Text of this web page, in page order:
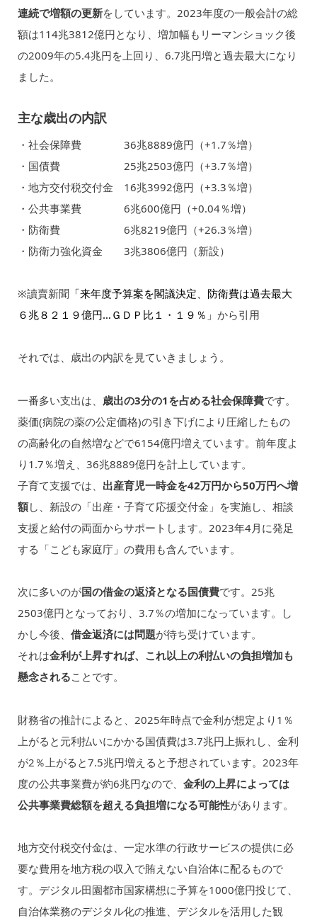
連続で増額の更新をしています。2023年度の一般会計の総
額は114兆3812億円となり、増加幅もリーマンショック後
の2009年の5.4兆円を上回り、6.7兆円増と過去最大になり
ました。
主な歳出の内訳
・社会保障費 36兆8889億円（+1.7％増）
・国債費 25兆2503億円（+3.7％増）
・地方交付税交付金 16兆3992億円（+3.3％増）
・公共事業費 6兆600億円（+0.04％増）
・防衛費 6兆8219億円（+26.3％増）
・防衛力強化資金 3兆3806億円（新設）
※讀賣新聞「来年度予算案を閣議決定、防衛費は過去最大
６兆８２１９億円…ＧＤＰ比１・１９％」 から引用
それでは、歳出の内訳を見ていきましょう。
一番多い支出は、 歳出の3分の1を占める社会保障費です。
薬価(病院の薬の公定価格)の引き下げにより圧縮したもの
の高齢化の自然増などで6154億円増えています。前年度よ
り1.7％増え、36兆8889億円を計上しています。
子育て支援では、 出産育児一時金を42万円から50万円へ増
額し、新設の「出産・子育て応援交付金」を実施し、相談
支援と給付の両面からサポートします。2023年4月に発足
する「こども家庭庁」の費用も含んでいます。
次に多いのが国の借金の返済となる国債費です。25兆
2503億円となっており、3.7％の増加になっています。し
かし今後、 借金返済には問題が待ち受けています。
それは金利が上昇すれば、これ以上の利払いの負担増加も
懸念されることです。
財務省の推計によると、2025年時点で金利が想定より1％
上がると元利払いにかかる国債費は3.7兆円上振れし、金利
が2％上がると7.5兆円増えると予想されています。2023年
度の公共事業費が約6兆円なので、 金利の上昇によっては
公共事業費総額を超える負担増になる可能性があります。
地方交付税交付金は、一定水準の行政サービスの提供に必
要な費用を地方税の収入で賄えない自治体に配るもので
す。デジタル田園都市国家構想に予算を1000億円投じて、
自治体業務のデジタル化の推進、デジタルを活用した観